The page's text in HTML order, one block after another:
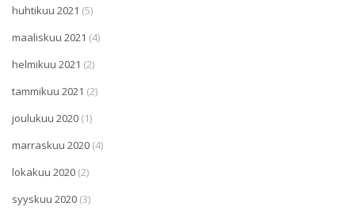
huhtikuu 2021 (5)
maaliskuu 2021 (4)
helmikuu 2021 (2)
tammikuu 2021 (2)
joulukuu 2020 (1)
marraskuu 2020 (4)
lokakuu 2020 (2)
syyskuu 2020 (3)